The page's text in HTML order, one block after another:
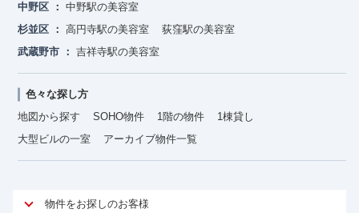
中野区
中野駅の美容室
杉並区
高円寺駅の美容室
荻窪駅の美容室
武蔵野市
吉祥寺駅の美容室
色々な探し方
地図から探す
SOHO物件 1階の物件
1棟貸し
大型ビルの一室
アーカイブ物件一覧
物件をお探しのお客様